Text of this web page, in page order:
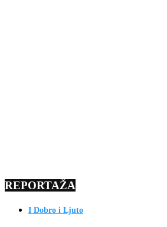
REPORTAŽA
I Dobro i Ljuto